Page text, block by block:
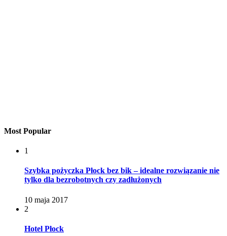
Most Popular
1
Szybka pożyczka Płock bez bik – idealne rozwiązanie nie
tylko dla bezrobotnych czy zadłużonych
10 maja 2017
2
Hotel Płock